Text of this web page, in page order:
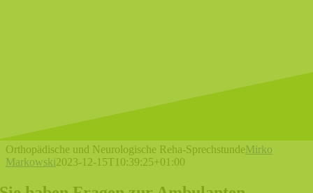
Orthopädische und Neurologische Reha-SprechstundeMirko
Markowski2023-12-15T10:39:25+01:00